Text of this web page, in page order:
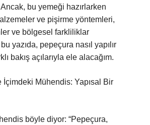
bu yemeği hazırlarken
ve pişirme yöntemleri,
ve bölgesel farkliliklar
yazıda, pepeçura nasıl yapılır
bakış açılarıyla ele alacağım.
İçimdeki Mühendis: Yapısal Bir
böyle diyor: “Pepeçura,